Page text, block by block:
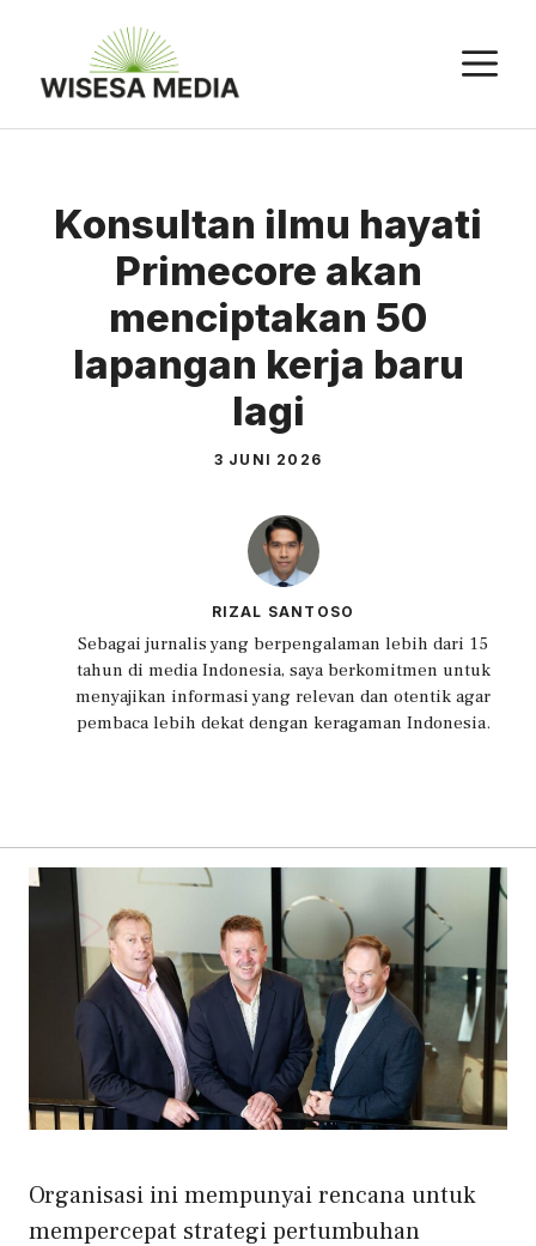
Konsultan ilmu hayati
Primecore akan
menciptakan 50
lapangan kerja baru
lagi
3 JUNI 2026
RIZAL SANTOSO
Sebagai jurnalis yang berpengalaman lebih dari 15
tahun di media Indonesia, saya berkomitmen untuk
menyajikan informasi yang relevan dan otentik agar
pembaca lebih dekat dengan keragaman Indonesia.
Organisasi ini mempunyai rencana untuk
mempercepat strategi pertumbuhan